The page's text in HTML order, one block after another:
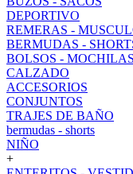
DEPORTIVO
REMERAS -
BERMUDAS -
BOLSOS -
CALZADO
ACCESORIOS
CONJUNTOS
TRAJES DE BAÑO
bermudas - shorts
NIÑO
+